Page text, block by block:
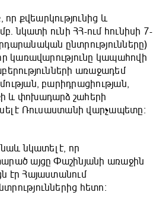
որ քվեարկությունից և
նկատի ունի ՀՀ-ում հունիսի 7-
ընտրությունները)
կառավարությունը կապահովի
առաջադեմ
բարիդրացիության,
և փոխադարձ շահերի
է Ռուսաստանի վարչապետը։
նկատել է, որ
այցը Փաշինյանի առաջին
էր Հայաստանում
հետո։